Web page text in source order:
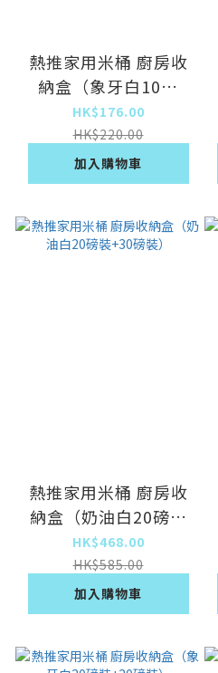
熱推家用米桶 廚房收
納盒（象牙白10磅
裝）
HK$176.00
HK$220.00
加入購物車
熱推家用米桶 廚房收
納盒（奶油白20磅裝
+30磅裝）
HK$468.00
HK$585.00
加入購物車